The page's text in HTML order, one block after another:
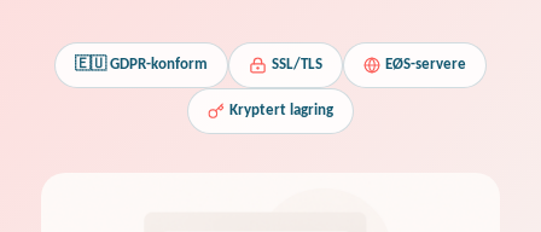
🇪🇺 GDPR-konform SSL/TLS EØS-servere
Kryptert lagring